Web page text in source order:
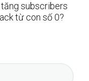
subscribers
từ con số 0?